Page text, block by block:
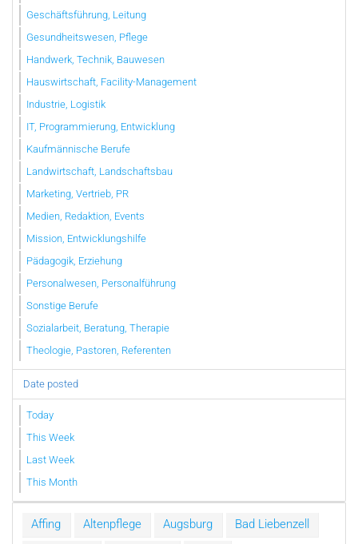
Geschäftsführung, Leitung
Gesundheitswesen, Pflege
Handwerk, Technik, Bauwesen
Hauswirtschaft, Facility-Management
Industrie, Logistik
IT, Programmierung, Entwicklung
Kaufmännische Berufe
Landwirtschaft, Landschaftsbau
Marketing, Vertrieb, PR
Medien, Redaktion, Events
Mission, Entwicklungshilfe
Pädagogik, Erziehung
Personalwesen, Personalführung
Sonstige Berufe
Sozialarbeit, Beratung, Therapie
Theologie, Pastoren, Referenten
Date posted
Today
This Week
Last Week
This Month
Affing Altenpflege Augsburg
Bad Liebenzell